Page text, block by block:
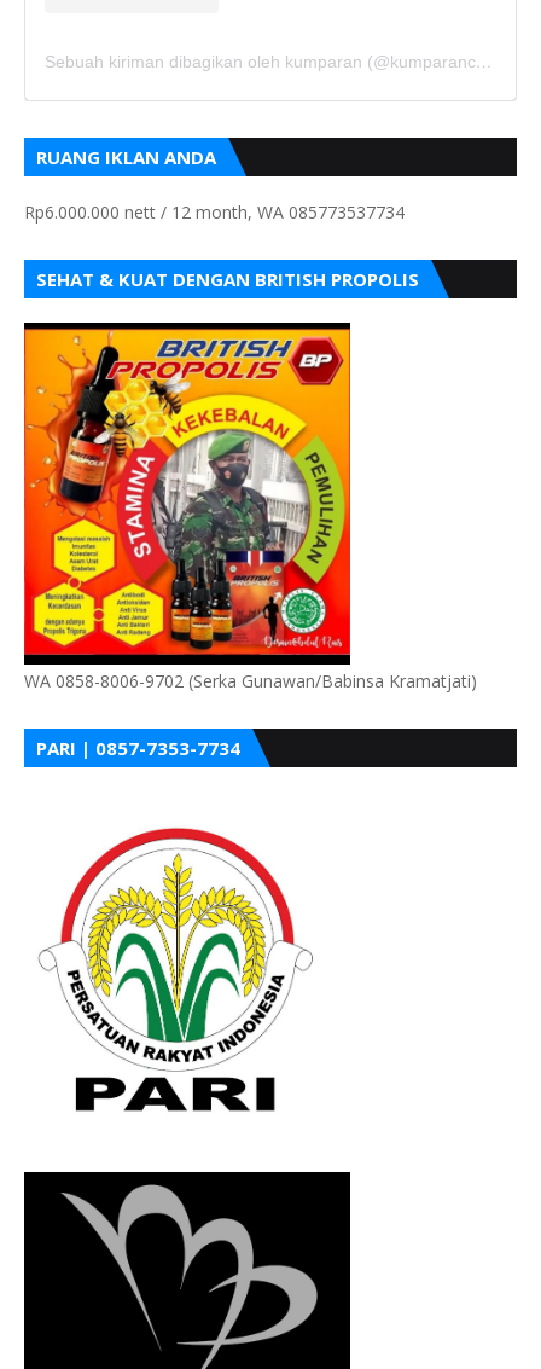
Sebuah kiriman dibagikan oleh kumparan (@kumparancom)
RUANG IKLAN ANDA
Rp6.000.000 nett / 12 month, WA 085773537734
SEHAT & KUAT DENGAN BRITISH PROPOLIS
WA 0858-8006-9702 (Serka Gunawan/Babinsa Kramatjati)
PARI | 0857-7353-7734